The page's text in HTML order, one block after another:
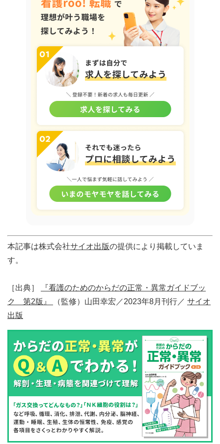
本記事は株式会社サイオ出版の提供により掲載していま
す。
［出典］
『看護のためのからだの正常・異常ガイドブッ
ク 第2版』
（監修）山田幸宏／2023年8月刊行／ サイオ
出版